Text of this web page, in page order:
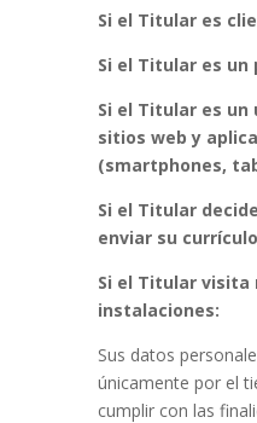
Si el Titular es
Si el Titular es un
Si el Titular es
sitios web y
(smartphones,
Si el Titular
enviar su
Si el Titular visita
instalaciones:
Sus datos
únicamente por el
cumplir con las